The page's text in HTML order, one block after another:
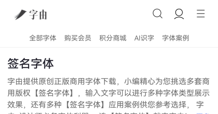
全部字体 购买会员 积分商城 AI识字 字体案例
签名字体
字由提供原创正版商用字体下载，小编精心为您挑选多套商
用版权【签名字体】，输入文字可以进行多种字体类型展示
效果，还有多种【签名字体】应用案例供您参考选择， 字